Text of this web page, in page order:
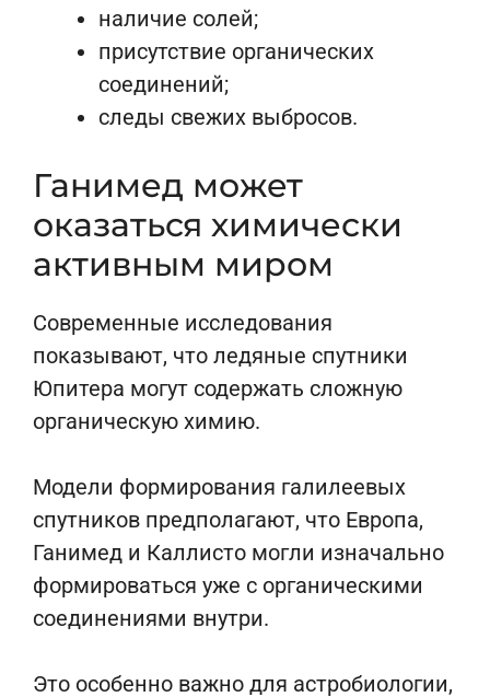
наличие солей;
присутствие органических
соединений;
следы свежих выбросов.
Ганимед может
оказаться химически
активным миром
Современные исследования
показывают, что ледяные спутники
Юпитера могут содержать сложную
органическую химию.
Модели формирования галилеевых
спутников предполагают, что Европа,
Ганимед и Каллисто могли изначально
формироваться уже с органическими
соединениями внутри.
Это особенно важно для астробиологии,